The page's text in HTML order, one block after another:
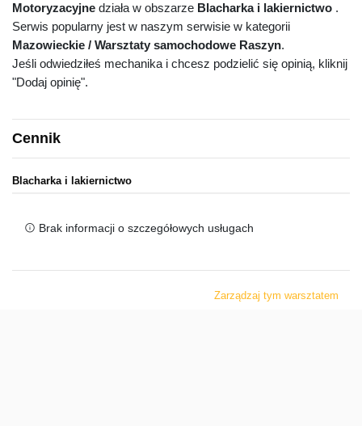
Motoryzacyjne działa w obszarze Blacharka i lakiernictwo .
Serwis popularny jest w naszym serwisie w kategorii
Mazowieckie / Warsztaty samochodowe Raszyn.
Jeśli odwiedziłeś mechanika i chcesz podzielić się opinią, kliknij
"Dodaj opinię".
Cennik
Blacharka i lakiernictwo
Brak informacji o szczegółowych usługach
Zarządzaj tym warsztatem